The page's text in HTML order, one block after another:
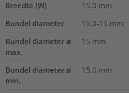
Breedte (W) 15.0 mm
Bundel diameter
15.0-15 mm
Bundel diameter ⌀
max.
15 mm
Bundel diameter ⌀
min.
15.0 mm